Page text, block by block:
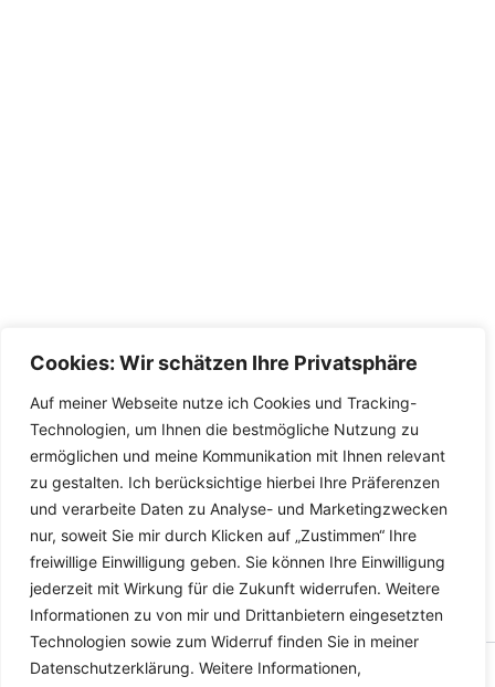
Cookies: Wir schätzen Ihre Privatsphäre
Auf meiner Webseite nutze ich Cookies und Tracking-
Technologien, um Ihnen die bestmögliche Nutzung zu
ermöglichen und meine Kommunikation mit Ihnen relevant
zu gestalten. Ich berücksichtige hierbei Ihre Präferenzen
und verarbeite Daten zu Analyse- und Marketingzwecken
nur, soweit Sie mir durch Klicken auf „Zustimmen“ Ihre
freiwillige Einwilligung geben. Sie können Ihre Einwilligung
jederzeit mit Wirkung für die Zukunft widerrufen. Weitere
Informationen zu von mir und Drittanbietern eingesetzten
Technologien sowie zum Widerruf finden Sie in meiner
Datenschutzerklärung. Weitere Informationen,
Copyright © 2026 Versandhandel für Fahrzeugteile, Ersatzteile